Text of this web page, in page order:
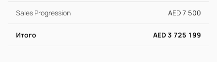
Sales Progression AED 7 500
Итого AED 3 725 199